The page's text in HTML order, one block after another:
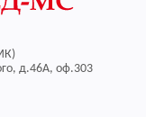
д.46А, оф.303